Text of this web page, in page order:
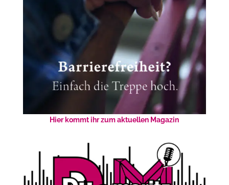
Hier kommt ihr zum aktuellen Magazin